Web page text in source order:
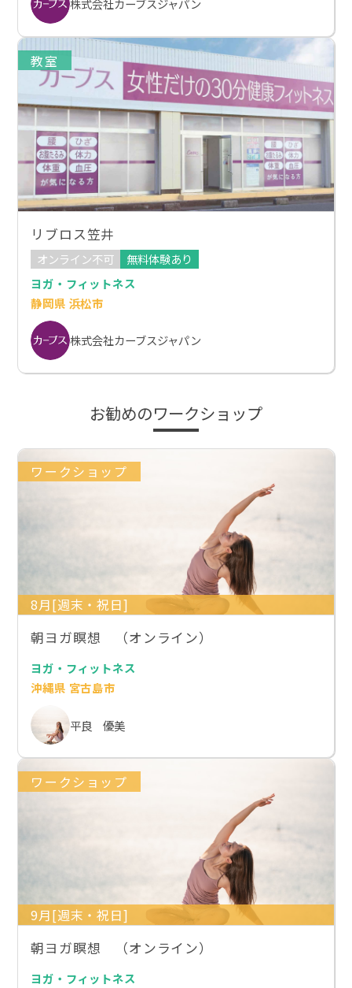
株式会社カーブスジャパン
教室
リブロス笠井
オンライン不可
無料体験あり
ヨガ・フィットネス
静岡県 浜松市
株式会社カーブスジャパン
お勧めのワークショップ
ワークショップ
8月[週末・祝日]
朝ヨガ瞑想 （オンライン）
ヨガ・フィットネス
沖縄県 宮古島市
平良 優美
ワークショップ
9月[週末・祝日]
朝ヨガ瞑想 （オンライン）
ヨガ・フィットネス